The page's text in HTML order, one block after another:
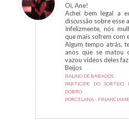
Oi, Ane!
Achei bem legal a
discussão sobre esse
Infelizmente, nós
que mais sofrem com
Algum tempo atrás,
anos que se matou
vazou vídeos deles
Beijos
BALAIO DE BABADOS
PARTICIPE DO
DOBRO
PORCELANA -